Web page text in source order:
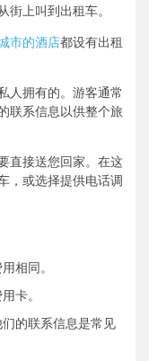
街上叫到出租车。
市的酒店都设有出租
人拥有的。游客通常
联系信息以供整个旅
直接送您回家。在这
，或选择提供电话调
相同。
卡。
的联系信息是常见